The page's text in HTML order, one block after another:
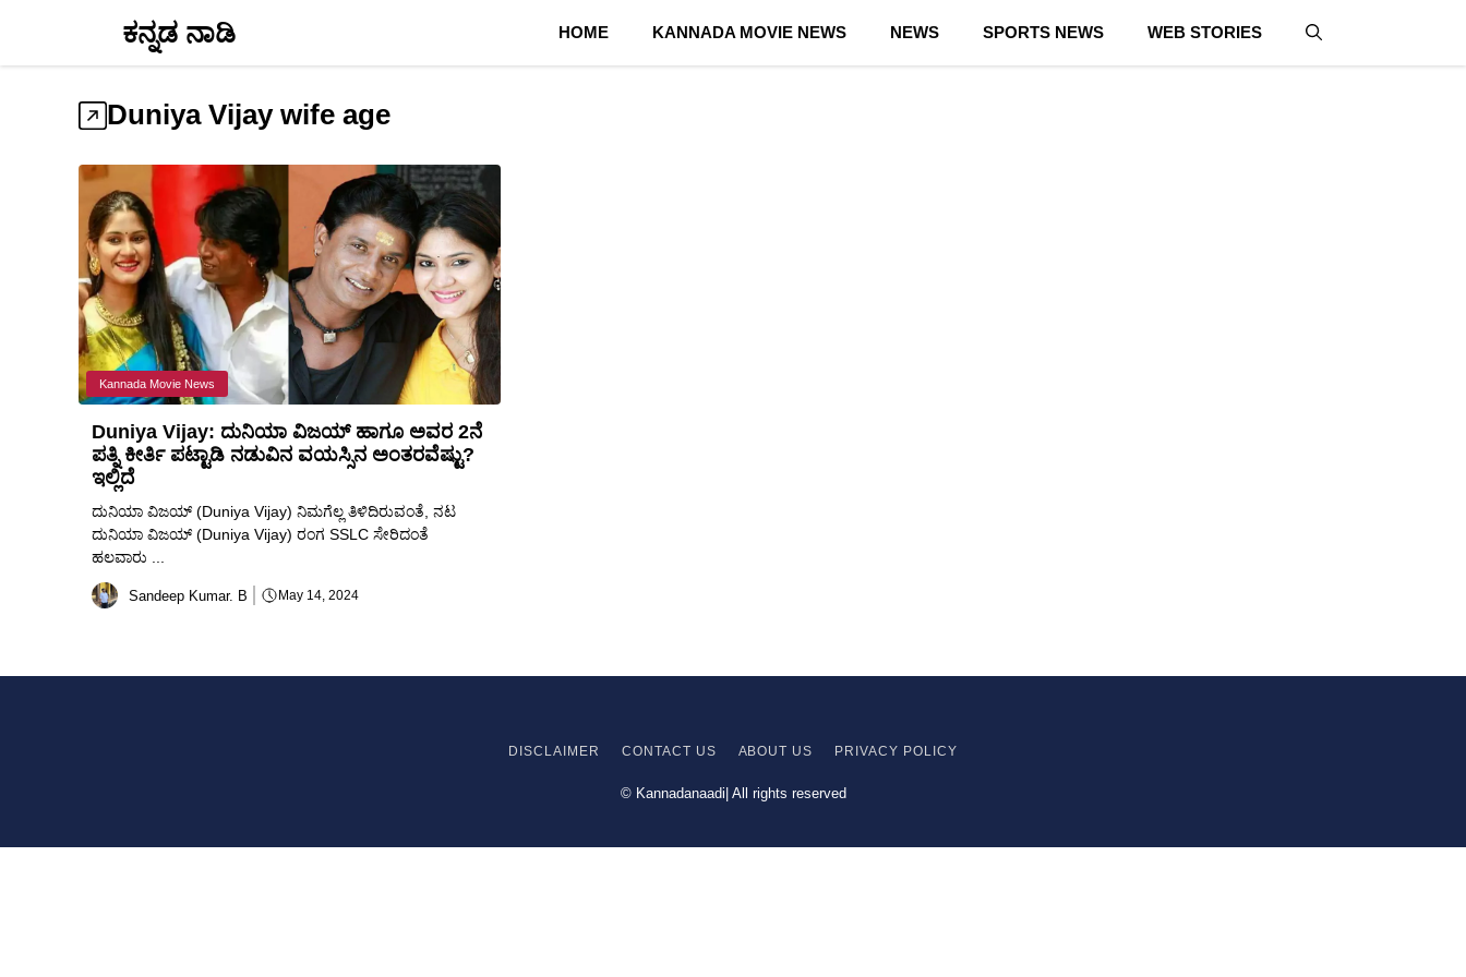
ಕನ್ನಡ ನಾಡಿ HOME KANNADA MOVIE NEWS NEWS SPORTS NEWS WEB STORIES
Duniya Vijay wife age
Kannada Movie News
Duniya Vijay: ದುನಿಯಾ ವಿಜಯ್ ಹಾಗೂ ಅವರ 2ನೆ
ಪತ್ನಿ ಕೀರ್ತಿ ಪಟ್ಟಾಡಿ ನಡುವಿನ ವಯಸ್ಸಿನ ಅಂತರವೆಷ್ಟು?
ಇಲ್ಲಿದೆ
ದುನಿಯಾ ವಿಜಯ್ (Duniya Vijay) ನಿಮಗೆಲ್ಲ ತಿಳಿದಿರುವಂತೆ, ನಟ
ದುನಿಯಾ ವಿಜಯ್ (Duniya Vijay) ರಂಗ SSLC ಸೇರಿದಂತೆ
ಹಲವಾರು ...
Sandeep Kumar. B May 14, 2024
DISCLAIMER CONTACT US ABOUT US PRIVACY POLICY
© Kannadanaadi| All rights reserved